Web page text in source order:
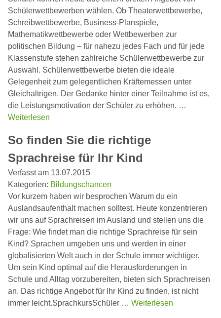
Schülerwettbewerben wählen. Ob Theaterwettbewerbe,
Schreibwettbewerbe, Business-Planspiele,
Mathematikwettbewerbe oder Wettbewerben zur
politischen Bildung – für nahezu jedes Fach und für jede
Klassenstufe stehen zahlreiche Schülerwettbewerbe zur
Auswahl. Schülerwettbewerbe bieten die ideale
Gelegenheit zum gelegentlichen Kräftemessen unter
Gleichaltrigen. Der Gedanke hinter einer Teilnahme ist es,
die Leistungsmotivation der Schüler zu erhöhen. …
Weiterlesen
So finden Sie die richtige
Sprachreise für Ihr Kind
Verfasst am 13.07.2015
Kategorien: Bildungschancen
Vor kurzem haben wir besprochen Warum du ein
Auslandsaufenthalt machen solltest. Heute konzentrieren
wir uns auf Sprachreisen im Ausland und stellen uns die
Frage: Wie findet man die richtige Sprachreise für sein
Kind? Sprachen umgeben uns und werden in einer
globalisierten Welt auch in der Schule immer wichtiger.
Um sein Kind optimal auf die Herausforderungen in
Schule und Alltag vorzubereiten, bieten sich Sprachreisen
an. Das richtige Angebot für Ihr Kind zu finden, ist nicht
immer leicht.SprachkursSchüler … Weiterlesen